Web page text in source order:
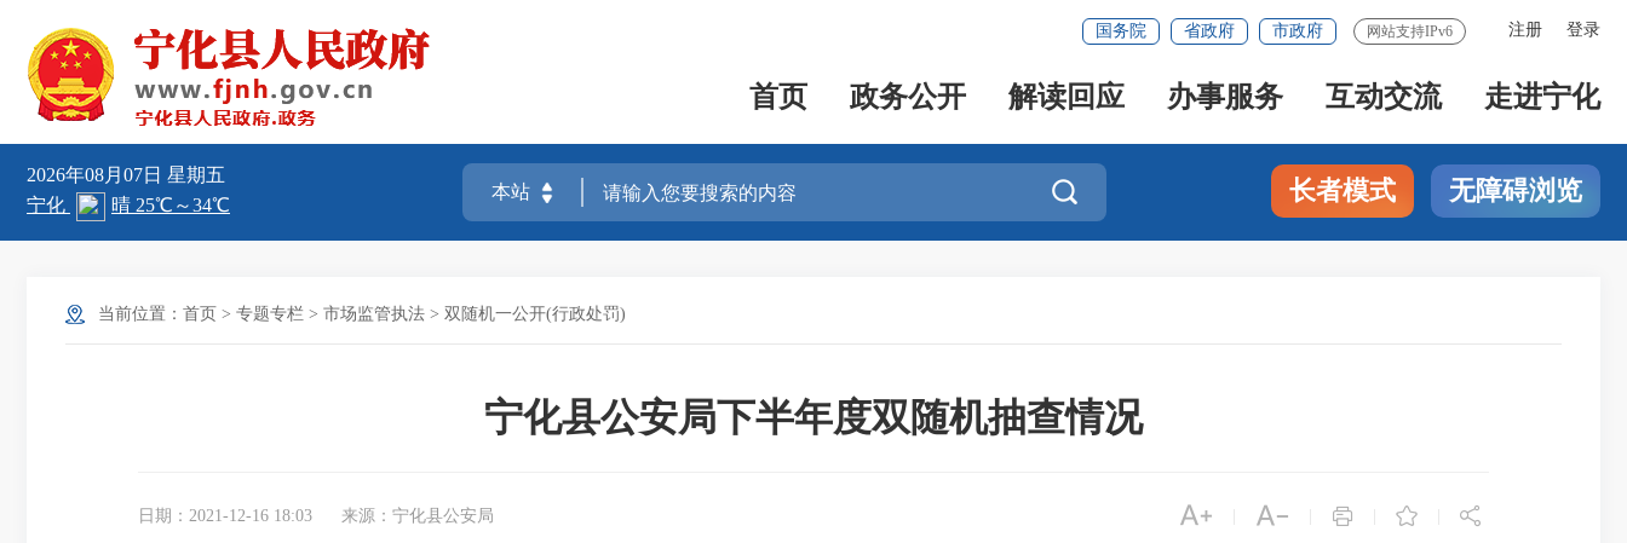
注册 登录
国务院 省政府 市政府 网站支持IPv6
首页 政务公开 解读回应 办事服务 互动交流 走进宁化
2026年08月07日 星期五
 长者模式 无障碍浏览
当前位置： 首页 > 专题专栏 > 市场监管执法 > 双随机一公开(行政处罚)
宁化县公安局下半年度双随机抽查情况
日期：2021-12-16 18:03 来源：宁化县公安局     